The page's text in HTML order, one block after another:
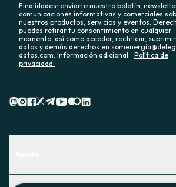
Finalidades: enviarte nuestro boletín,
comunicaciones informativas y comerciales
nuestros productos, servicios y eventos.
puedes retirar tu consentimiento en cualquier
momento, así como acceder, rectificar,
datos y demás derechos en
datos.com. Información adicional: Política de
privacidad.